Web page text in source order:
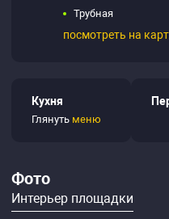
Трубная
посмотреть на
Кухня
Глянуть меню
Фото
Интерьер площадки